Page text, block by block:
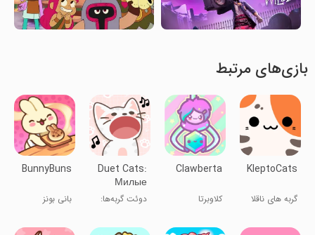
بازی‌های مرتبط
KleptoCats
گربه های ناقلا
Clawberta
کلاوبرتا
Duet Cats:
Милые
кошки
музыка
دوئت گربه‌ها:
خوشگل
BunnyBuns
بانی بونز